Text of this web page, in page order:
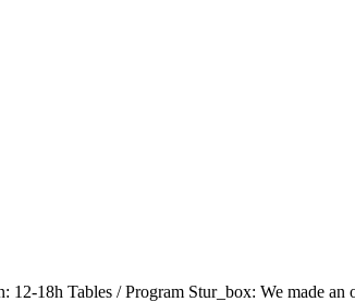
18h Tables / Program Stur_box: We made an